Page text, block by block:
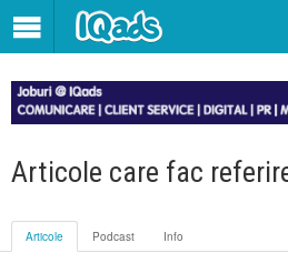
Articole care fac
Articole Podcast Info